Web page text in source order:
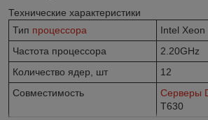
Технические характеристики
Тип процессора
Intel Xeon
Частота процессора
2.20GHz
Количество ядер, шт
12
Совместимость
Серверы
T630